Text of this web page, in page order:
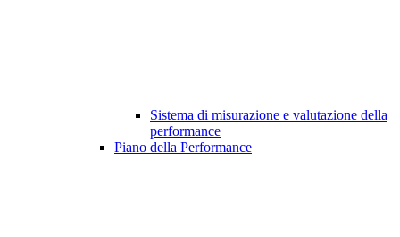
Sistema di misurazione e valutazione della
performance
Piano della Performance